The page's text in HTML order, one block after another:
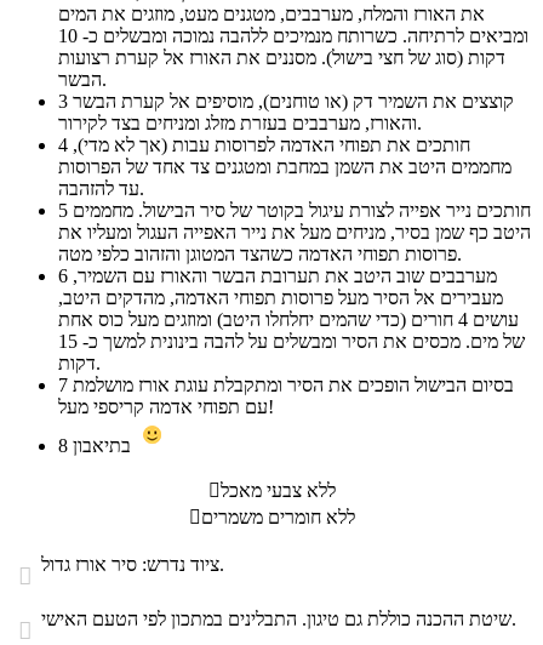
את האורז והמלח, מערבבים, מטגנים מעט, מוזגים את המים
ומביאים לרתיחה. כשרותח מנמיכים ללהבה נמוכה ומבשלים כ- 10
דקות (סוג של חצי בישול). מסננים את האורז אל קערת רצועות
הבשר.
3
והאורז, מערבבים בעזרת מזלג ומניחים בצד לקירור.
4
מחממים היטב את השמן במחבת ומטגנים צד אחד של הפרוסות
עד להזהבה.
5
היטב כף שמן בסיר, מניחים מעל את נייר האפייה העגול ומעליו את
פרוסות תפוחי האדמה כשהצד המטוגן והזהוב כלפי מטה.
6
מעבירים אל הסיר מעל פרוסות תפוחי האדמה, מהדקים היטב,
עושים 4 חורים (כדי שהמים יחלחלו היטב) ומוזגים מעל כוס אחת
של מים. מכסים את הסיר ומבשלים על להבה בינונית למשך כ- 15
דקות.
7
עם תפוחי אדמה קריספי מעל!
8
ללא צבעי מאכל
ללא חומרים משמרים
 ציוד נדרש: סיר אורז גדול.
 שיטת ההכנה כוללת גם טיגון. התבלינים במתכון לפי הטעם האישי.